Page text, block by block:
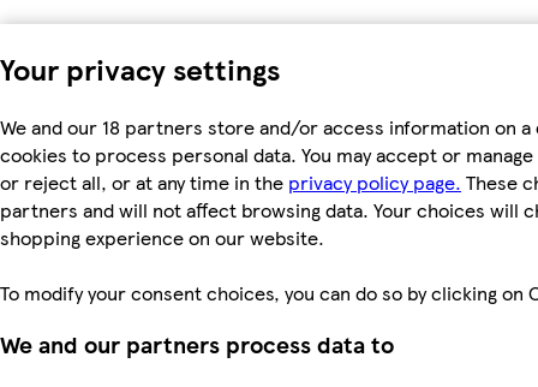
Your privacy settings
We and our 18 partners store and/or access information on a
cookies to process personal data. You may accept or
or reject all, or at any time in the privacy policy page. These
partners and will not affect browsing data. Your choices will
shopping experience on our website.
To modify your consent choices, you can do so by clicking
We and our partners process data to